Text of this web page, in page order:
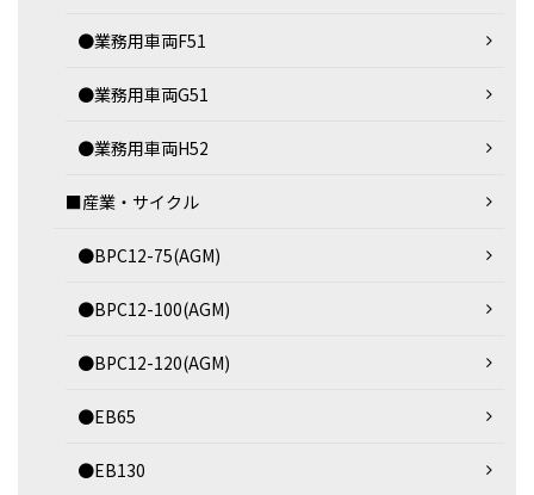
●業務用車両F51
●業務用車両G51
●業務用車両H52
■産業・サイクル
●BPC12-75(AGM)
●BPC12-100(AGM)
●BPC12-120(AGM)
●EB65
●EB130